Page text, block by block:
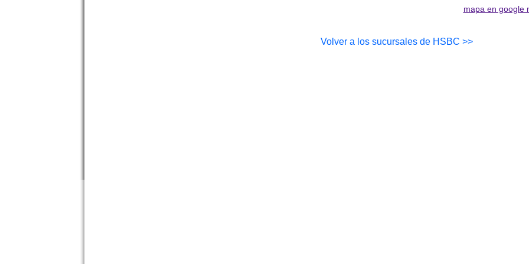
mapa en google
Volver a los sucursales de HSBC >>